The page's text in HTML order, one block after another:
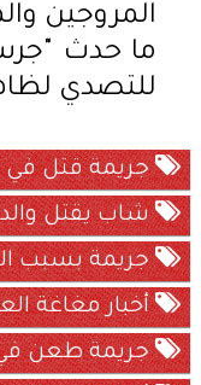
المروجين
ما حدث
للتصدي
جريمة قتل في
شاب يقتل والده
جريمة بسبب
أخبار مغاغة
جريمة طعن